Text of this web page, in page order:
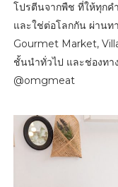
โปรตีนจากพืช ที่ให้ทุกค
และใช่ต่อโลกกัน ผ่านท
Gourmet Market,
ชั้นนำทั่วไป และช่องท
@omgmeat